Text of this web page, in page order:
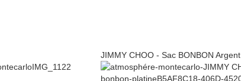
JIMMY CHOO - Sac BONBON Argent